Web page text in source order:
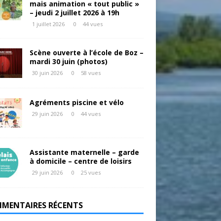
mais animation « tout public »
– jeudi 2 juillet 2026 à 19h
1 juillet 2026 0 44 vues
Scène ouverte à l’école de Boz –
mardi 30 juin (photos)
30 juin 2026 0 58 vues
Agréments piscine et vélo
29 juin 2026 0 44 vues
Assistante maternelle – garde
à domicile – centre de loisirs
29 juin 2026 0 25 vues
RÉCENTS